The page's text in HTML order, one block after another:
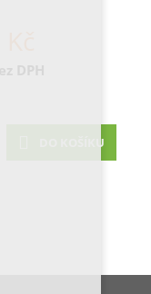
DO KOŠÍKU